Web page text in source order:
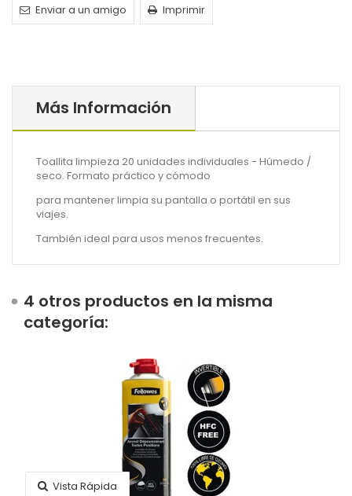
Enviar a un amigo Imprimir
Más Información
Toallita limpieza 20 unidades individuales - Húmedo /
seco. Formato práctico y cómodo
para mantener limpia su pantalla o portátil en sus
viajes.
También ideal para usos menos frecuentes.
4 otros productos en la misma
categoría:
Vista Rápida